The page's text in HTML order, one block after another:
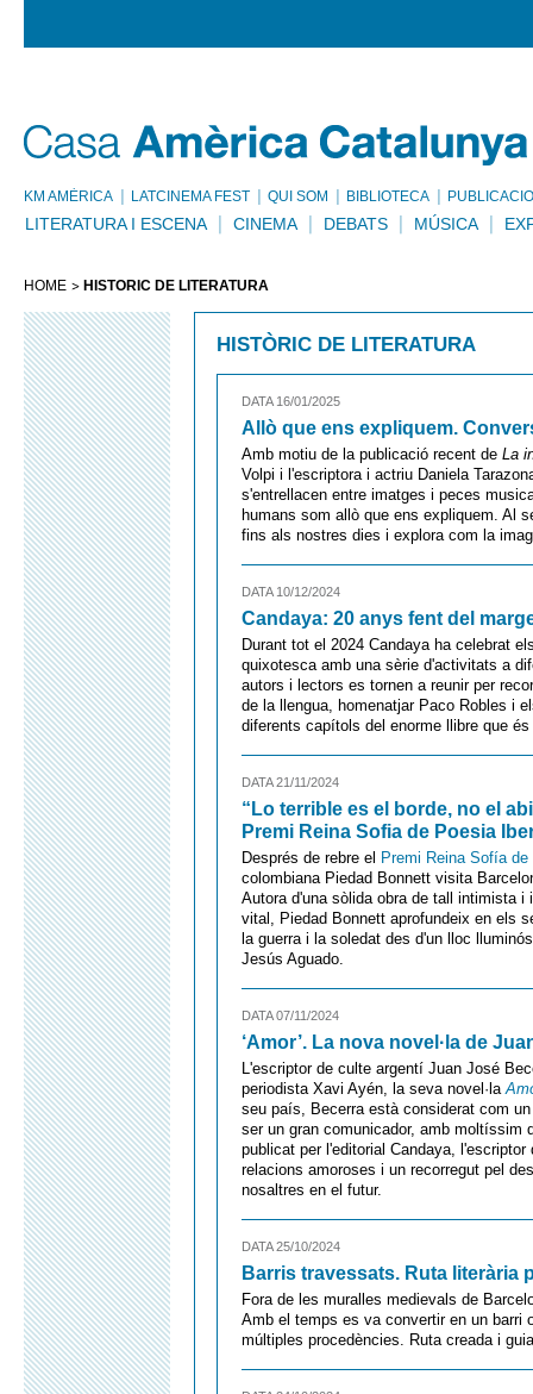
KM AMÈRICA LATCINEMA FEST QUI SOM BIBLIOTECA
LITERATURA I ESCENA CINEMA DEBATS MÚSICA
HOME HISTÒRIC DE LITERATURA
HISTÒRIC DE LITERATURA
DATA 16/01/2025
Allò que ens expliquem.
Amb motiu de la publicació recent de La
Volpi i l'escriptora i actriu Daniela
s'entrellacen entre imatges i peces
humans som allò que ens expliquem. Al
fins als nostres dies i explora com la
DATA 10/12/2024
Candaya: 20 anys fent del
Durant tot el 2024 Candaya ha celebrat
quixotesca amb una sèrie d'activitats a
autors i lectors es tornen a reunir per
de la llengua, homenatjar Paco Robles i
diferents capítols del enorme llibre que és
DATA 21/11/2024
“Lo terrible es el borde, no el
Premi Reina Sofia de Poesia
Després de rebre el Premi Reina Sofía
colombiana Piedad Bonnett visita
Autora d'una sòlida obra de tall intimista i
vital, Piedad Bonnett aprofundeix en els
la guerra i la soledat des d'un lloc
Jesús Aguado.
DATA 07/11/2024
‘Amor’. La nova novel·la de
L'escriptor de culte argentí Juan José
periodista Xavi Ayén, la seva novel·la
seu país, Becerra està considerat com
ser un gran comunicador, amb moltíssim
publicat per l'editorial Candaya,
relacions amoroses i un recorregut pel
nosaltres en el futur.
DATA 25/10/2024
Barris travessats. Ruta literària
Fora de les muralles medievals de
Amb el temps es va convertir en un barri
múltiples procedències. Ruta creada i